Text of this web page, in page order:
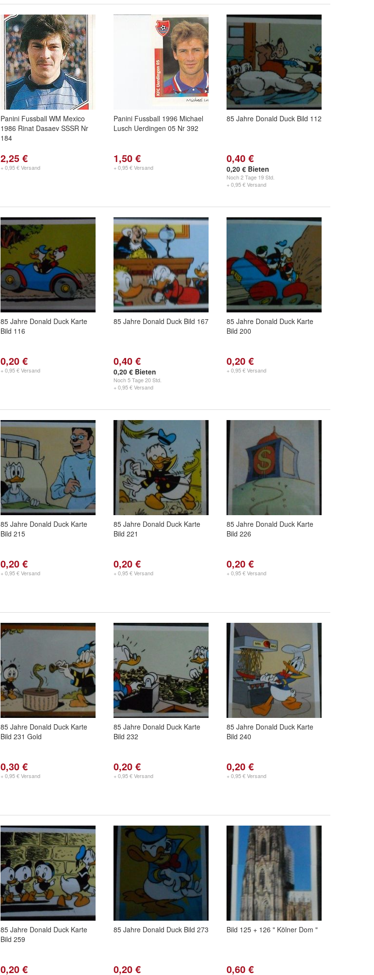
Panini Fussball WM Mexico
1986 Rinat Dasaev SSSR Nr
184
2,25 €
+ 0,95 € Versand
Panini Fussball 1996 Michael
Lusch Uerdingen 05 Nr 392
1,50 €
+ 0,95 € Versand
85 Jahre Donald Duck Bild 112
0,40 €
0,20 € Bieten
Noch2 Tage 19 Std.
+ 0,95 € Versand
85 Jahre Donald Duck Karte
Bild 116
0,20 €
+ 0,95 € Versand
85 Jahre Donald Duck Bild 167
0,40 €
0,20 € Bieten
Noch5 Tage 20 Std.
+ 0,95 € Versand
85 Jahre Donald Duck Karte
Bild 200
0,20 €
+ 0,95 € Versand
85 Jahre Donald Duck Karte
Bild 215
0,20 €
+ 0,95 € Versand
85 Jahre Donald Duck Karte
Bild 221
0,20 €
+ 0,95 € Versand
85 Jahre Donald Duck Karte
Bild 226
0,20 €
+ 0,95 € Versand
85 Jahre Donald Duck Karte
Bild 231 Gold
0,30 €
+ 0,95 € Versand
85 Jahre Donald Duck Karte
Bild 232
0,20 €
+ 0,95 € Versand
85 Jahre Donald Duck Karte
Bild 240
0,20 €
+ 0,95 € Versand
85 Jahre Donald Duck Karte
Bild 259
0,20 €
85 Jahre Donald Duck Bild 273
0,20 €
Bild 125 + 126 " Kölner Dom "
0,60 €